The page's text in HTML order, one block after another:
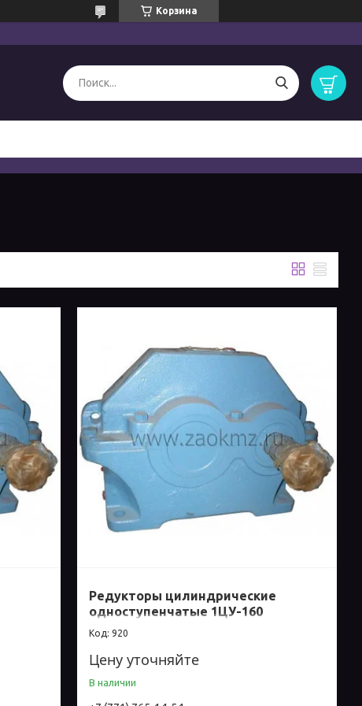
Корзина
Редукторы цилиндрические
одноступенчатые 1ЦУ-160
920
Цену уточняйте
В наличии